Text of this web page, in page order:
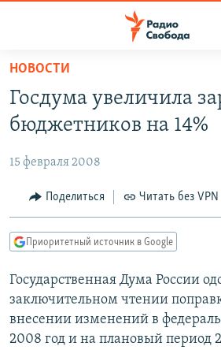
упрощенного
доступа
Вернуться
основному
Вернутся
главной
навигации
Вернутся
поиску
ПОДКАСТЫ
ЦИТАТЫ СВОБОДЫ
МНЕНИЯ
IDEL.РЕАЛИИ
КАВКАЗ.РЕАЛИИ
СИБИРЬ.РЕАЛИИ
НОВОСТИ
Госдума увеличила
бюджетников на 14%
15 февраля 2008
Поделиться Читать без VPN
Приоритетный источник в Google
Государственная Дума России
заключительном чтении
внесении изменений в
2008 год и на плановый период